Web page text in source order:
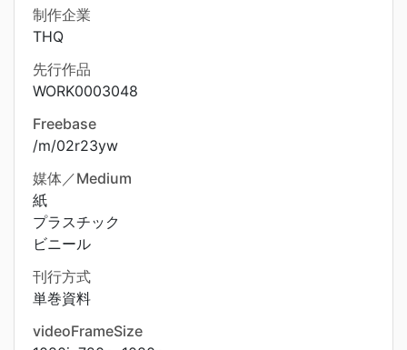
制作企業
THQ
先行作品
WORK0003048
Freebase
/m/02r23yw
媒体／Medium
紙
プラスチック
ビニール
刊行方式
単巻資料
videoFrameSize